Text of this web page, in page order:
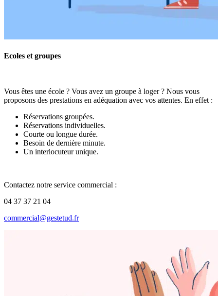
Ecoles et groupes
Vous êtes une école ? Vous avez un groupe à loger ? Nous vous
proposons des prestations en adéquation avec vos attentes. En effet :
Réservations groupées.
Réservations individuelles.
Courte ou longue durée.
Besoin de dernière minute.
Un interlocuteur unique.
Contactez notre service commercial :
04 37 37 21 04
commercial@gestetud.fr